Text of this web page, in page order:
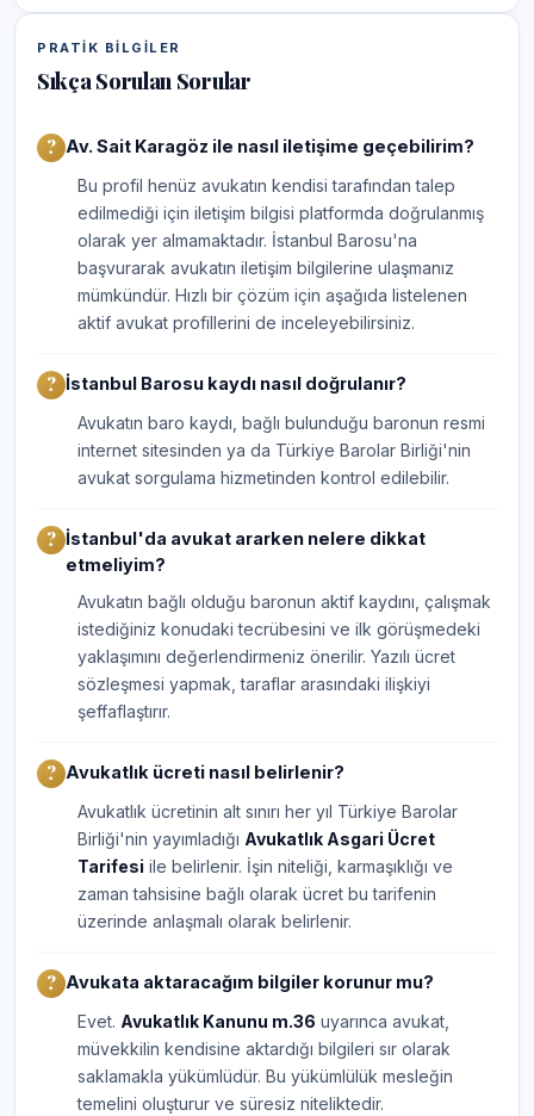
PRATIK BILGILER
Sıkça Sorulan Sorular
Av. Sait Karagöz ile nasıl iletişime geçebilirim?
Bu profil henüz avukatın kendisi tarafından talep
edilmediği için iletişim bilgisi platformda doğrulanmış
olarak yer almamaktadır. İstanbul Barosu'na
başvurarak avukatın iletişim bilgilerine ulaşmanız
mümkündür. Hızlı bir çözüm için aşağıda listelenen
aktif avukat profillerini de inceleyebilirsiniz.
İstanbul Barosu kaydı nasıl doğrulanır?
Avukatın baro kaydı, bağlı bulunduğu baronun resmi
internet sitesinden ya da Türkiye Barolar Birliği'nin
avukat sorgulama hizmetinden kontrol edilebilir.
İstanbul'da avukat ararken nelere dikkat
etmeliyim?
Avukatın bağlı olduğu baronun aktif kaydını, çalışmak
istediğiniz konudaki tecrübesini ve ilk görüşmedeki
yaklaşımını değerlendirmeniz önerilir. Yazılı ücret
sözleşmesi yapmak, taraflar arasındaki ilişkiyi
şeffaflaştırır.
Avukatlık ücreti nasıl belirlenir?
Avukatlık ücretinin alt sınırı her yıl Türkiye Barolar
Birliği'nin yayımladığı Avukatlık Asgari Ücret
Tarifesi ile belirlenir. İşin niteliği, karmaşıklığı ve
zaman tahsisine bağlı olarak ücret bu tarifenin
üzerinde anlaşmalı olarak belirlenir.
Avukata aktaracağım bilgiler korunur mu?
Evet. Avukatlık Kanunu m.36 uyarınca avukat,
müvekkilin kendisine aktardığı bilgileri sır olarak
saklamakla yükümlüdür. Bu yükümlülük mesleğin
temelini oluşturur ve süresiz niteliktedir.